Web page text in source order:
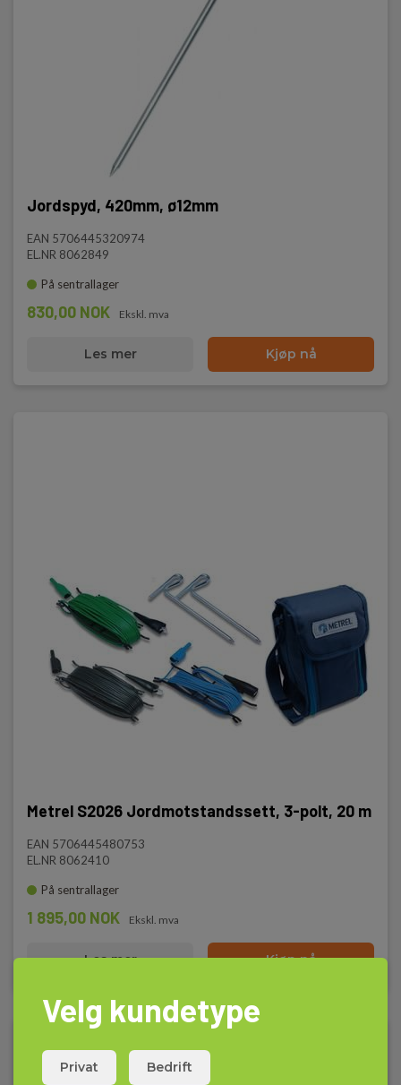
Jordspyd, 420mm, ø12mm
EAN 5706445320974
EL.NR 8062849
På sentrallager
830,00 NOK Ekskl. mva
Les mer Kjøp nå
Metrel S2026 Jordmotstandssett, 3-polt, 20 m
EAN 5706445480753
EL.NR 8062410
På sentrallager
1 895,00 NOK Ekskl. mva
Les mer Kjøp nå
Velg kundetype
Privat Bedrift